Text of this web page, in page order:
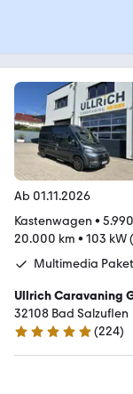
Ab 01.11.2026
Kastenwagen •
20.000 km • 103 kW
Multimedia Paket
Ullrich Caravaning
32108 Bad Salzuflen
4.9 Sterne
(224)